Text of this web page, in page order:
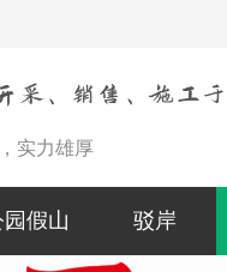
实力雄厚
园假山 驳岸